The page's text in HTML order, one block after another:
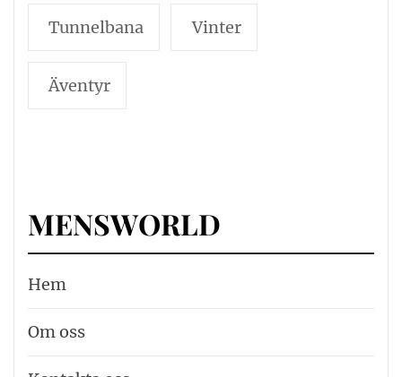
Tunnelbana Vinter
Äventyr
MENSWORLD
Hem
Om oss